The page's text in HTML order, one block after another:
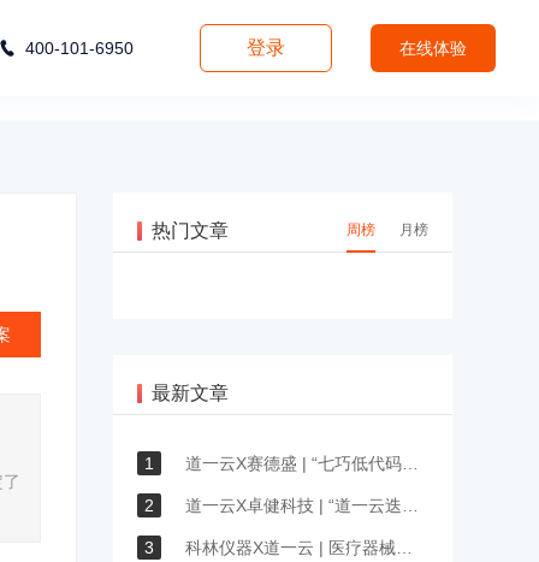
400-101-6950 登录 在线体验
热门文章 周榜 月榜
最新文章
1 道一云X赛德盛 | “七巧低代码开发可以快速提升我们IT团队的应用开发速度”
2 道一云X卓健科技 | “道一云迭代升级很快，总是能够及时响应我们的需求”
3 科林仪器X道一云 | 医疗器械行业数字化培训最佳实践（附专访视频）